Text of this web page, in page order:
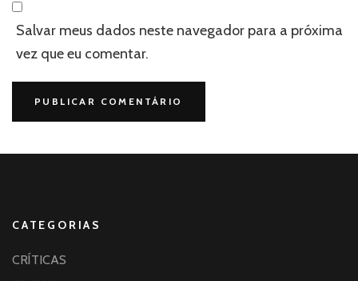
Salvar meus dados neste navegador para a próxima
vez que eu comentar.
CATEGORIAS
CRÍTICAS